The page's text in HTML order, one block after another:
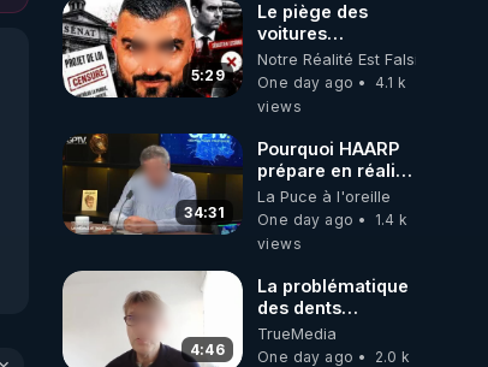
5:29
Le piège des
voitures
électriques se
referme sur les
usagers !
Notre Réalité Est Falsifiée Et
One day ago
4.1 k
views
34:31
Pourquoi HAARP
prépare en réalité
un CHAOS
climatique, on
répond
La Puce à l'oreille
One day ago
1.4 k
views
4:46
La problématique
des dents
dévitalisées et
des implants
TrueMedia
One day ago
2.0 k